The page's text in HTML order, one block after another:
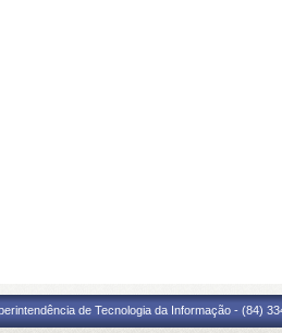
de Tecnologia da Informação - (84)